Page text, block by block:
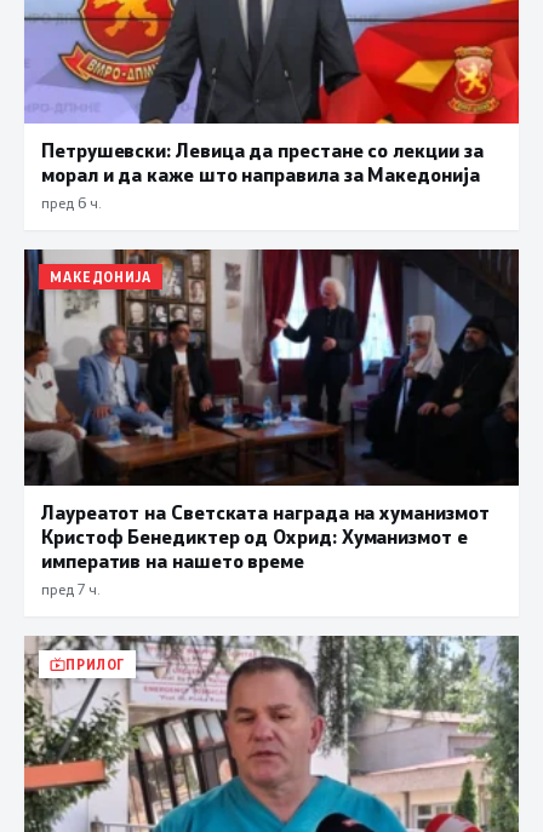
Петрушевски: Левица да престане со лекции за
морал и да каже што направила за Македонија
пред 6 ч.
МАКЕДОНИЈА
Лауреатот на Светската награда на хуманизмот
Кристоф Бенедиктер од Охрид: Хуманизмот е
императив на нашето време
пред 7 ч.
ПРИЛОГ